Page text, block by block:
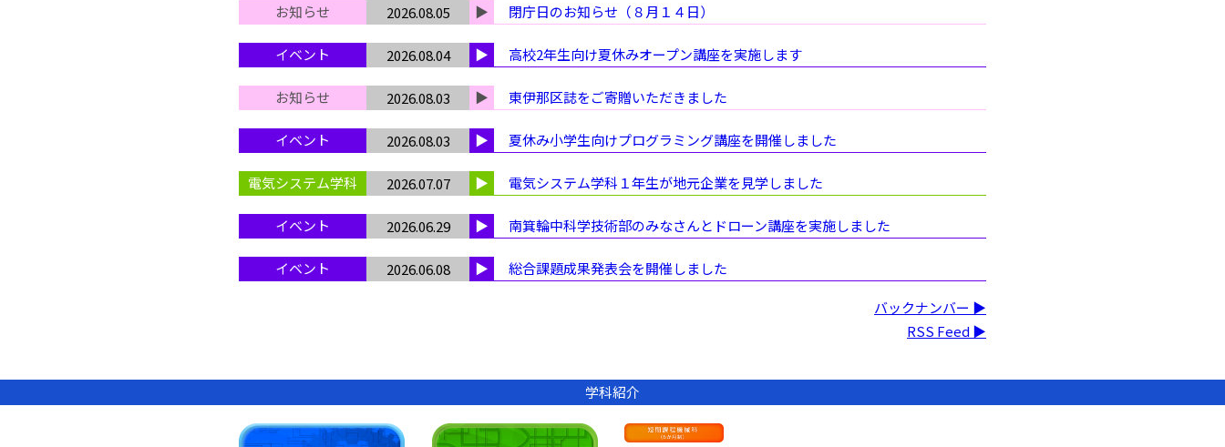
お知らせ 2026.08.05 閉庁日のお知らせ（８月１４日）
イベント 2026.08.04 高校2年生向け夏休みオープン講座を実施します
お知らせ 2026.08.03 東伊那区誌をご寄贈いただきました
イベント 2026.08.03 夏休み小学生向けプログラミング講座を開催しました
電気システム学科 2026.07.07 電気システム学科１年生が地元企業を見学しました
イベント 2026.06.29 南箕輪中科学技術部のみなさんとドローン講座を実施しました
イベント 2026.06.08 総合課題成果発表会を開催しました
バックナンバー ▶
RSS Feed ▶
学科紹介